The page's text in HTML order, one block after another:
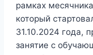
рамках
который
31.10.2024 года,
занятие с